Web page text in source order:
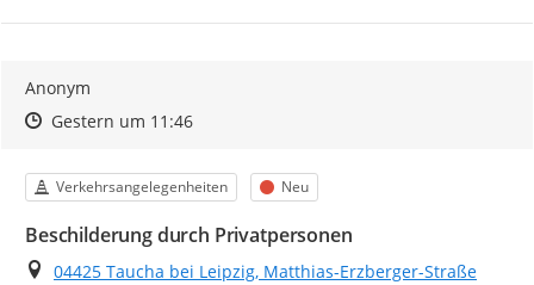
Anonym
Zeitpunkt des Erstellens
Zeitpunkt des Erstellens
Gestern um 11:46Zur Äußerung
Kategorie
Verkehrsangelegenheiten Status
Neu
Beschilderung durch Privatpersonen
Ort
04425 Taucha bei Leipzig, Matthias-Erzberger-Straße